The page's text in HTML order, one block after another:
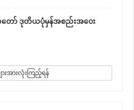
ာ် ဒုတိယပုံမှန်အစည်းအဝေး
းအားလုံးကြည့်ရန်